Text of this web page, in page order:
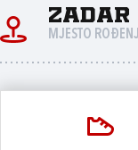
Zadar
MJESTO